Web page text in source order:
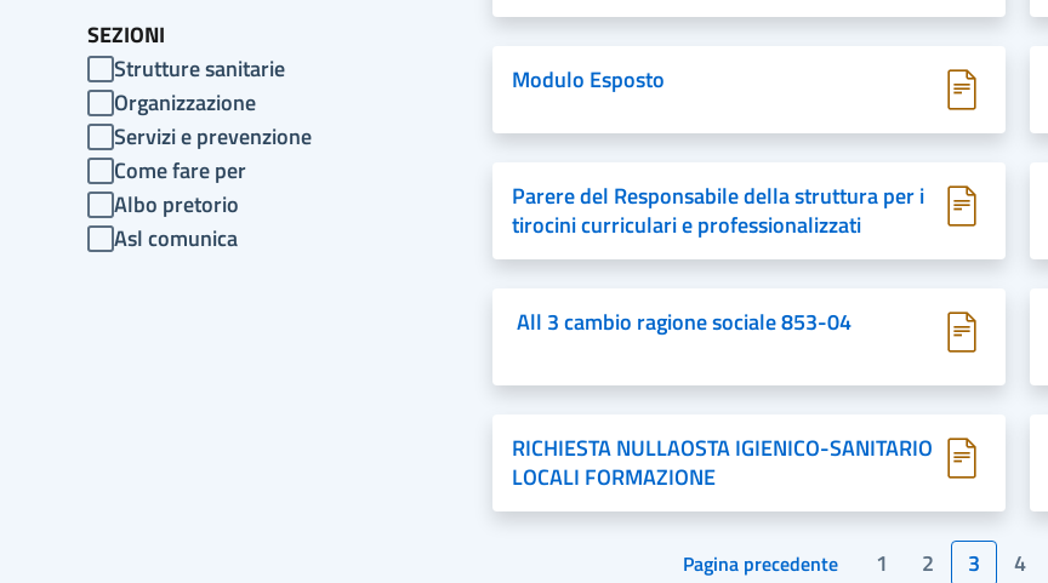
SEZIONI
Strutture sanitarie
Organizzazione
Servizi e prevenzione
Come fare per
Albo pretorio
Asl comunica
Modulo Esposto
Parere del Responsabile della struttura per i
tirocini curriculari e professionalizzati
All 3 cambio ragione sociale 853-04
RICHIESTA NULLAOSTA IGIENICO-SANITARIO
LOCALI FORMAZIONE
Pagina precedente 1 2 3 4